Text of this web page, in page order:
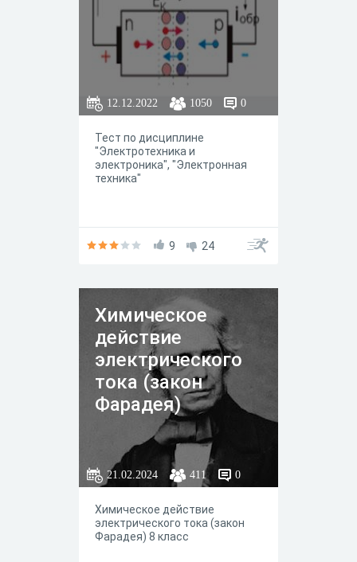
12.12.2022 1050 0
Тест по дисциплине
"Электротехника и
электроника", "Электронная
техника"
9 24
Химическое
действие
электрического
тока (закон
Фарадея)
21.02.2024 411 0
Химическое действие
электрического тока (закон
Фарадея) 8 класс